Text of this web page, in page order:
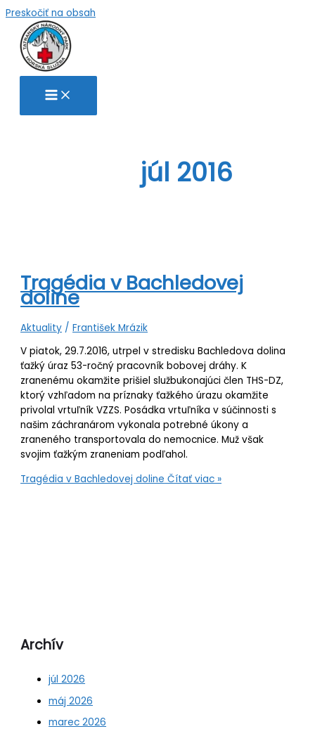
Preskočiť na obsah
júl 2016
Tragédia v Bachledovej
doline
Aktuality /František Mrázik
V piatok, 29.7.2016, utrpel v stredisku Bachledova dolina
ťažký úraz 53-ročný pracovník bobovej dráhy. K
zranenému okamžite prišiel službukonajúci člen THS-DZ,
ktorý vzhľadom na príznaky ťažkého úrazu okamžite
privolal vrtuľník VZZS. Posádka vrtuľníka v súčinnosti s
našim záchranárom vykonala potrebné úkony a
zraneného transportovala do nemocnice. Muž však
svojim ťažkým zraneniam podľahol.
Tragédia v Bachledovej doline Čítať viac »
Archív
júl 2026
máj 2026
marec 2026